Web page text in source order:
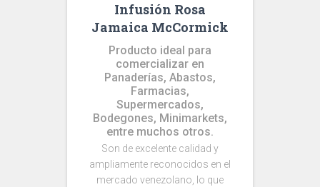
Infusión Rosa
Jamaica McCormick
Producto ideal para
comercializar en
Panaderías, Abastos,
Farmacias,
Supermercados,
Bodegones, Minimarkets,
entre muchos otros.
Son de excelente calidad y
ampliamente reconocidos en el
mercado venezolano, lo que